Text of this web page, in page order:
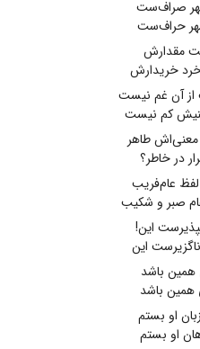
صراف‌ست
حراف‌ست
مقدارش
خریدارش
آن غم نیست
کم نیست
طاهر
در خاطر؟
عام‌فریب
صبر و شکیب
این!
این
باشد
باشد
او بستم
او بستم